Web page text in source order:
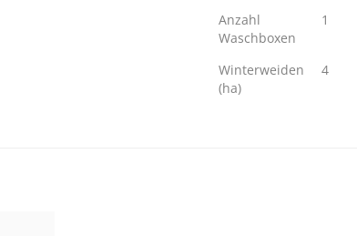
Anzahl
Waschboxen
1
Winterweiden
(ha)
4